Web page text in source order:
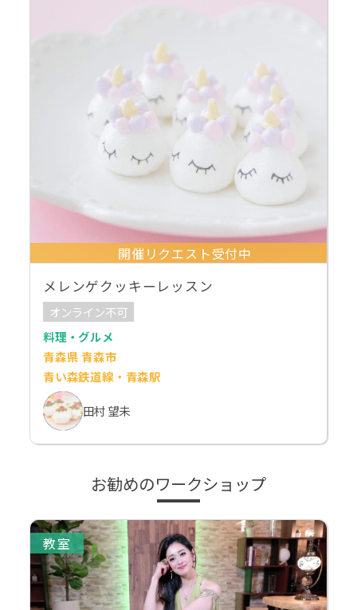
開催リクエスト受付中
メレンゲクッキーレッスン
オンライン不可
料理・グルメ
青森県 青森市
青い森鉄道線・青森駅
田村 望未
お勧めのワークショップ
教室